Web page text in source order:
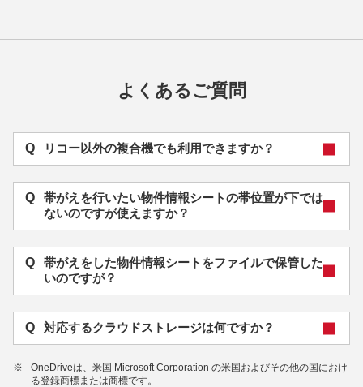
よくあるご質問
Q リコー以外の複合機でも利⽤できますか？
Q
帯がえを⾏いたい物件情報シートの帯位置が下では
ないのですが使えますか？
Q
帯がえをした物件情報シートをファイルで保管した
いのですが？
Q 対応するクラウドストレージは何ですか？
※
OneDriveは、⽶国 Microsoft Corporation の⽶国およびその他の国におけ
る登録商標または商標です。